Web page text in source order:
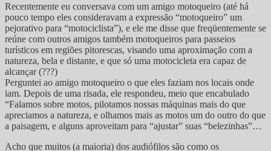
Recentemente eu conversava com um amigo motoqueiro (até há
pouco tempo eles consideravam a expressão “motoqueiro” um
pejorativo para “motociclista”), e ele me disse que freqüentemente se
reúne com outros amigos também motoqueiros para passeios
turísticos em regiões pitorescas, visando uma aproximação com a
natureza, bela e distante, e que só uma motocicleta era capaz de
alcançar (???)
Perguntei ao amigo motoqueiro o que eles faziam nos locais onde
iam. Depois de uma risada, ele respondeu, meio que encabulado
“Falamos sobre motos, pilotamos nossas máquinas mais do que
apreciamos a natureza, e olhamos mais as motos um do outro do que
a paisagem, e alguns aproveitam para “ajustar” suas “belezinhas”…
Acho que muitos (a maioria) dos audiófilos são como os